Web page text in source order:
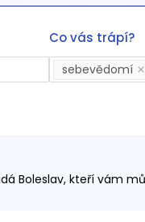
Co vás trápí?
sebevědomí
Boleslav, kteří vám